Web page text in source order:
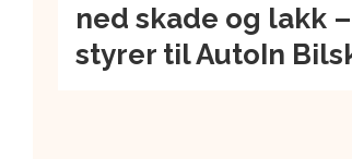
ned skade og lakk –
styrer til AutoIn